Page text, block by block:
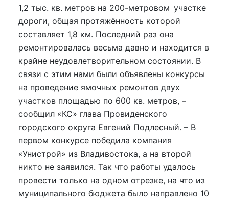
1,2 тыс. кв. метров на 200-метровом участке
дороги, общая протяжённость которой
составляет 1,8 км. Последний раз она
ремонтировалась весьма давно и находится в
крайне неудовлетворительном состоянии. В
связи с этим нами были объявлены конкурсы
на проведение ямочных ремонтов двух
участков площадью по 600 кв. метров, –
сообщил «КС» глава Провиденского
городского округа Евгений Подлесный. – В
первом конкурсе победила компания
«Унистрой» из Владивостока, а на второй
никто не заявился. Так что работы удалось
провести только на одном отрезке, на что из
муниципального бюджета было направлено 10